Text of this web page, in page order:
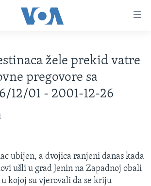
DRŽAVE
žele prekid vatre
pregovore sa
12/01 - 2001-12-26
ubijen, a dvojica ranjeni danas kada
ušli u grad Jenin na Zapadnoj obali
kojoj su vjerovali da se kriju